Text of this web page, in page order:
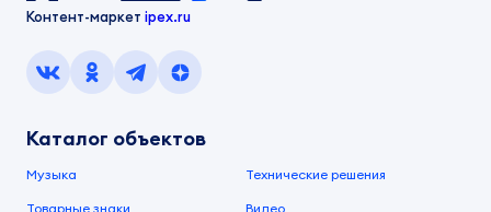
Контент-маркет ipex.ru
Каталог объектов
Музыка Технические решения
Товарные знаки Видео